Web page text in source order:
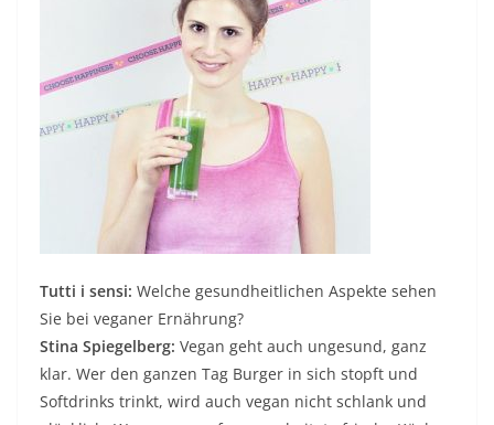
Tutti i sensi: Welche gesundheitlichen Aspekte sehen
Sie bei veganer Ernährung?
Stina Spiegelberg: Vegan geht auch ungesund, ganz
klar. Wer den ganzen Tag Burger in sich stopft und
Softdrinks trinkt, wird auch vegan nicht schlank und